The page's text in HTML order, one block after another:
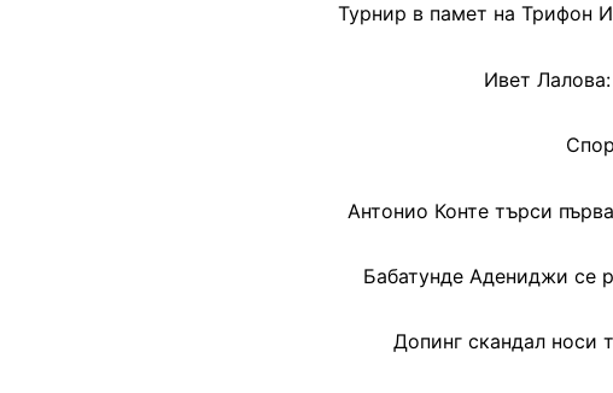
Турнир в памет на Трифон
Ивет
Антонио Конте търси
Бабатунде Адениджи се
Допинг скандал носи